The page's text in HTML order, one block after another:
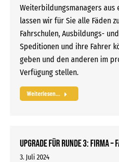
Weiterbildungsmanagers aus
lassen wir für Sie alle Fäden
Fahrschulen, Ausbildungs-
Speditionen und ihre Fahrer
geben und den anderen im
Verfügung stellen.
Weiterlesen...
Upgrade für Runde 3: Firma –
3. Juli 2024